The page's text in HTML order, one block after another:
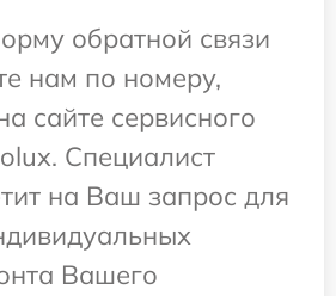
обратной связи
нам по номеру,
сайте сервисного
Специалист
на Ваш запрос для
Вашего